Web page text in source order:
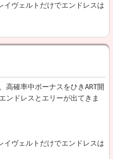
イヴェルトだけでエンドレスは
高確率中ボーナスをひきART開
ンドレスとエリーが出てきま
イヴェルトだけでエンドレスは